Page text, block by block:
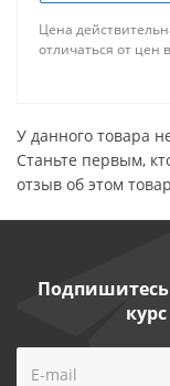
Цена
отличаться от цен
У данного товара
Станьте первым,
отзыв об этом